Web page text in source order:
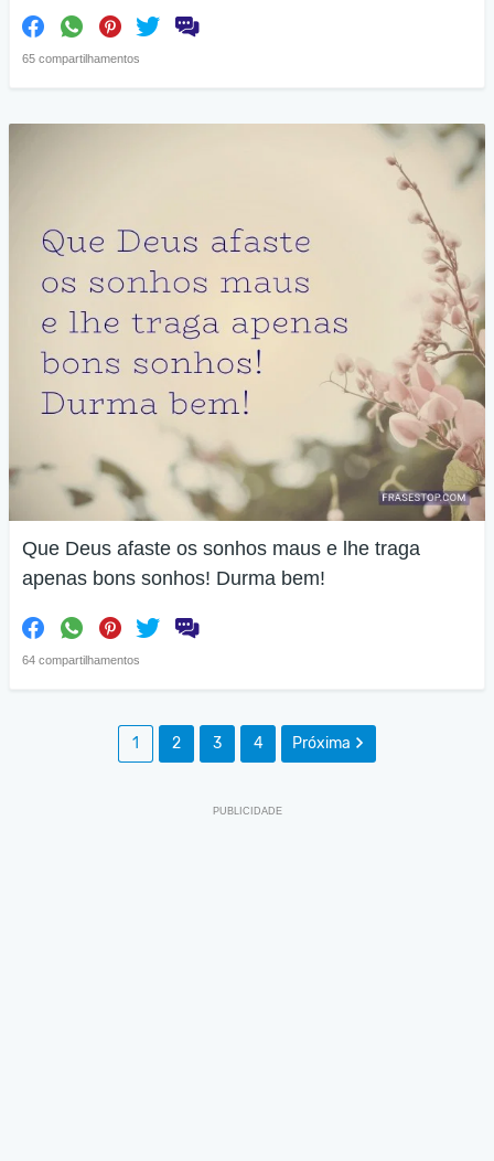
65 compartilhamentos
Que Deus afaste os sonhos maus e lhe traga
apenas bons sonhos! Durma bem!
64 compartilhamentos
1 2 3 4 Próxima